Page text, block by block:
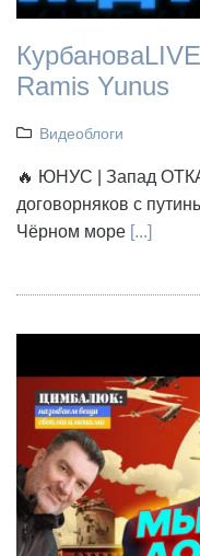
Ramis Yunus
Видеоблоги
🔥 ЮНУС | Запад
договорняков с
Чёрном море [...]